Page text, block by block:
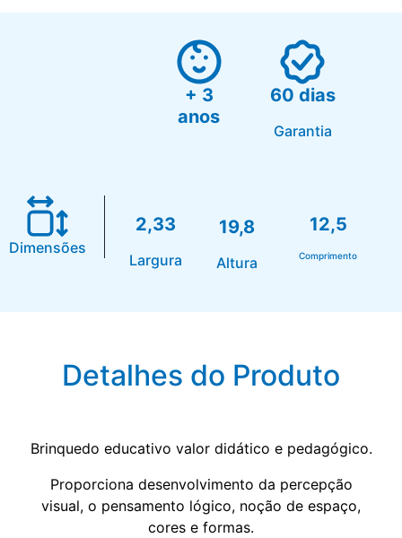
+ 3
anos
60 dias
Garantia
Dimensões
2,33
Largura
19,8
Altura
12,5
Comprimento
Detalhes do Produto
Brinquedo educativo valor didático e pedagógico.
Proporciona desenvolvimento da percepção
visual, o pensamento lógico, noção de espaço,
cores e formas.